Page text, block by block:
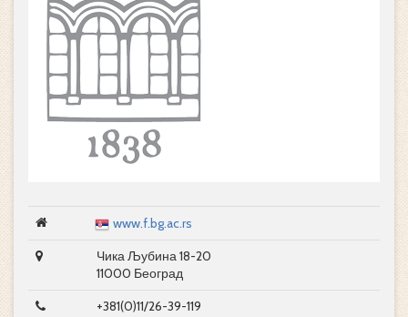
www.f.bg.ac.rs
Чика Љубина 18-20
11000 Београд
+381(0)11/26-39-119